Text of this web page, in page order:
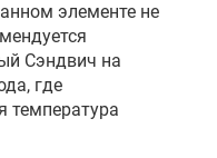
элементе не
Сэндвич на
где
температура